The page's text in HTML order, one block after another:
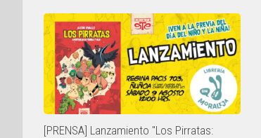
[PRENSA] Lanzamiento "Los Pirratas: